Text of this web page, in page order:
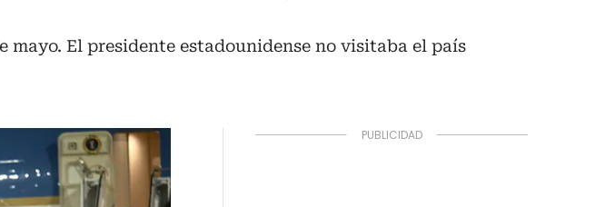
mayo. El presidente estadounidense no visitaba el país